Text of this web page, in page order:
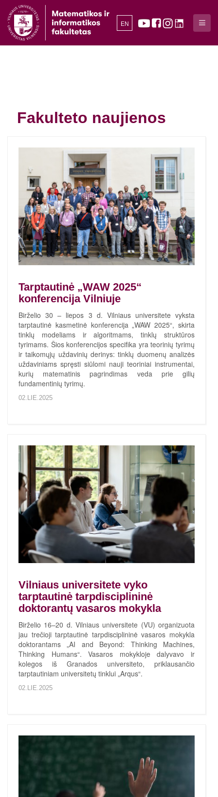
EN
Fakulteto naujienos
Tarptautinė „WAW 2025“
konferencija Vilniuje
Birželio 30 – liepos 3 d. Vilniaus universitete vyksta
tarptautinė kasmetinė konferencija „WAW 2025“, skirta
tinklų modeliams ir algoritmams, tinklų struktūros
tyrimams. Šios konferencijos specifika yra teorinių tyrimų
ir taikomųjų uždavinių derinys: tinklų duomenų analizės
uždaviniams spręsti siūlomi nauji teoriniai instrumentai,
kurių matematinis pagrindimas veda prie gilių
fundamentinių tyrimų.
02.LIE.2025
Vilniaus universitete vyko
tarptautinė tarpdisciplininė
doktorantų vasaros mokykla
Birželio 16–20 d. Vilniaus universitete (VU) organizuota
jau trečioji tarptautinė tarpdisciplininė vasaros mokykla
doktorantams „AI and Beyond: Thinking Machines,
Thinking Humans“. Vasaros mokykloje dalyvavo ir
kolegos iš Granados universiteto, priklausančio
tarptautiniam universitetų tinklui „Arqus“.
02.LIE.2025